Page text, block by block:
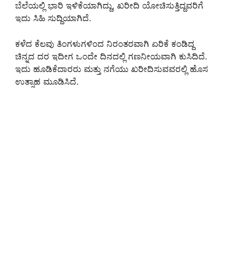
ಬೆಲೆಯಲ್ಲಿ ಭಾರಿ ಇಳಿಕೆಯಾಗಿದ್ದು, ಖರೀದಿ ಯೋಚಿಸುತ್ತಿದ್ದವರಿಗೆ
ಇದು ಸಿಹಿ ಸುದ್ದಿಯಾಗಿದೆ.
ಕಳೆದ ಕೆಲವು ತಿಂಗಳುಗಳಿಂದ ನಿರಂತರವಾಗಿ ಏರಿಕೆ ಕಂಡಿದ್ದ
ಚಿನ್ನದ ದರ ಇದೀಗ ಒಂದೇ ದಿನದಲ್ಲಿ ಗಣನೀಯವಾಗಿ ಕುಸಿದಿದೆ.
ಇದು ಹೂಡಿಕೆದಾರರು ಮತ್ತು ನಗೆಯು ಖರೀದಿಸುವವರಲ್ಲಿ ಹೊಸ
ಉತ್ಸಾಹ ಮೂಡಿಸಿದೆ.